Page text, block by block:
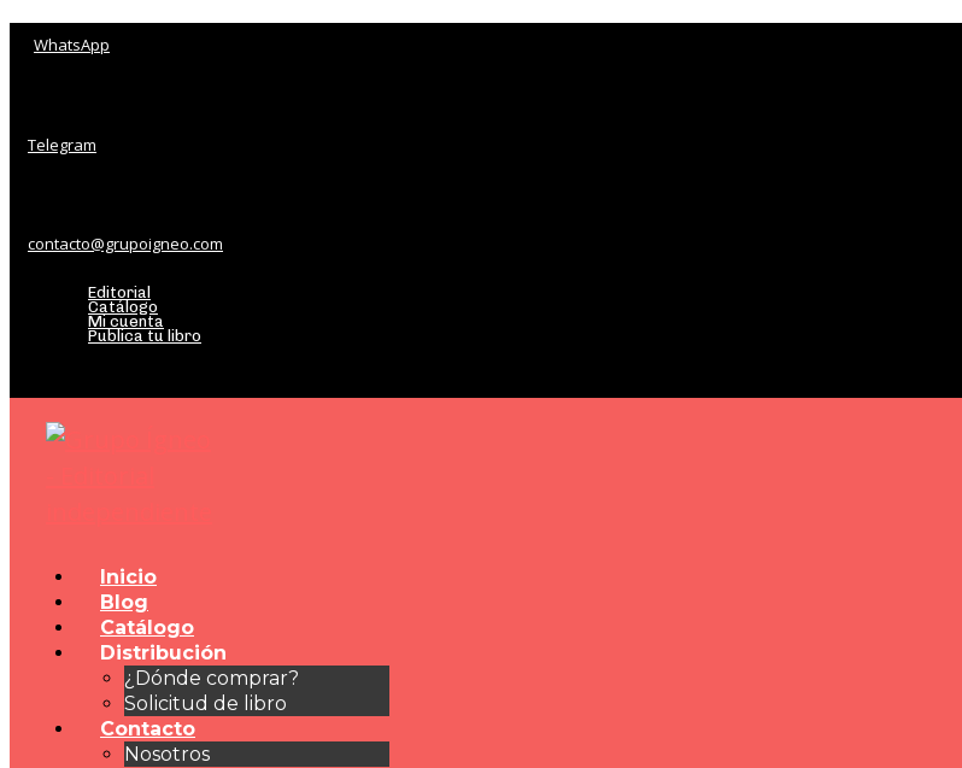
WhatsApp
Telegram
contacto@grupoigneo.com
Editorial
Catálogo
Mi cuenta
Publica tu libro
Inicio
Blog
Catálogo
Distribución
¿Dónde comprar?
Solicitud de libro
Contacto
Nosotros